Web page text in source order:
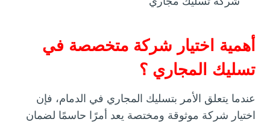
أهمية اختيار شركة متخصصة في
تسليك المجاري ؟
عندما يتعلق الأمر بتسليك المجاري في الدمام، فإن
اختيار شركة موثوقة ومختصة يعد أمرًا حاسمًا لضمان